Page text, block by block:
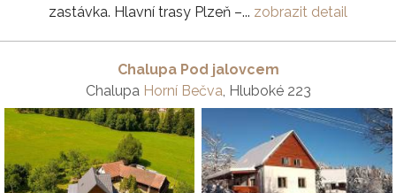
zastávka. Hlavní trasy Plzeň –... zobrazit detail
Chalupa Pod jalovcem
Chalupa Horní Bečva, Hluboké 223